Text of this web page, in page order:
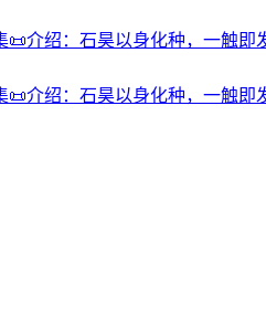
列多年伏笔。剧集穿梭奇异
斯一家的家庭羁绊，依旧是
| 🔍网盘专搜
介绍：石昊以身化种，一触
世界⬇️【评论区可搜索】 | 🔍网
介绍：石昊以身化种，一触